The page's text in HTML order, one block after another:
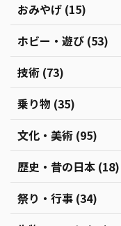
おみやげ (15)
ホビー・遊び (53)
技術 (73)
乗り物 (35)
文化・美術 (95)
歴史・昔の日本 (18)
祭り・行事 (34)